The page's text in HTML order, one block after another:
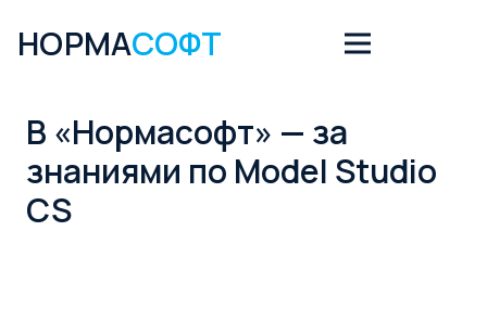
НОРМАСОФТ
В «Нормасофт» — за
знаниями по Model Studio
CS